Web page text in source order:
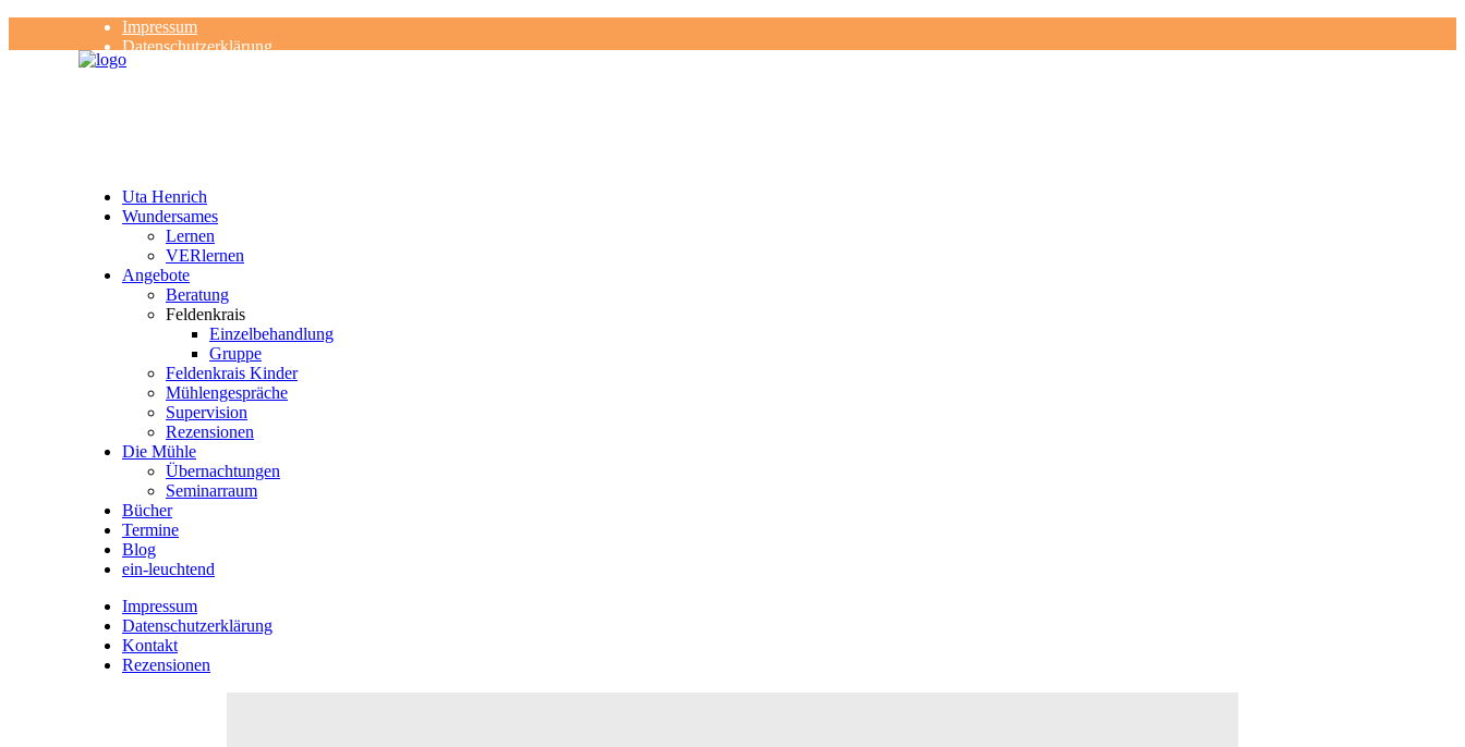
Impressum
Datenschutzerklärung
Kontakt
Uta Henrich
Wundersames
Lernen
VERlernen
Angebote
Beratung
Feldenkrais
Einzelbehandlung
Gruppe
Feldenkrais Kinder
Mühlengespräche
Supervision
Rezensionen
Die Mühle
Übernachtungen
Seminarraum
Bücher
Termine
Blog
ein-leuchtend
Impressum
Datenschutzerklärung
Kontakt
Rezensionen